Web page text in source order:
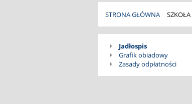
STRONA GŁÓWNA SZKOŁA
Żywienie
dzieci
Jadłospis
Grafik obiadowy
Zasady odpłatności